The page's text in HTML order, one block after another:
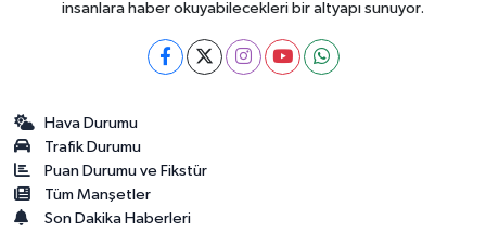
insanlara haber okuyabilecekleri bir altyapı sunuyor.
Hava Durumu
Trafik Durumu
Puan Durumu ve Fikstür
Tüm Manşetler
Son Dakika Haberleri